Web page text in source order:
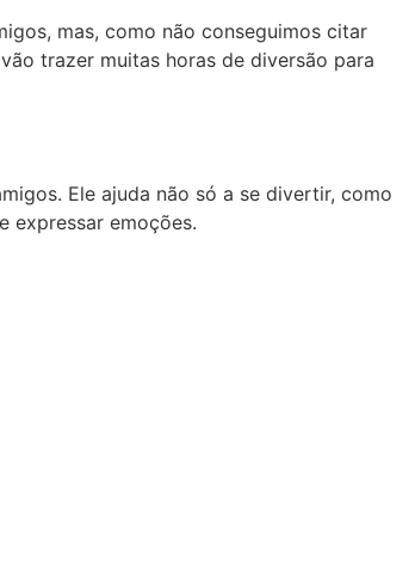
mas, como não conseguimos citar
trazer muitas horas de diversão para
Ele ajuda não só a se divertir, como
expressar emoções.